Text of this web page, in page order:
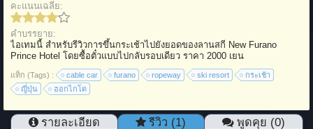
คะแนนเฉลี่ย:
คำบรรยาย:
ไอเทมนี้ สำหรับรีวิวการขึ้นกระเช้าไปยังยอดของลานสกี New Furano
Prince Hotel โดยซื้อตั๋วแบบไปกลับรอบเดียว ราคา 2000 เยน
แท็ก (Tags) : cable car furano ropeway ski resort
กระเช้า
ญี่ปุ่น
ฮอกไกโด
รายละเอียด รีวิว (1) พูดคุย (0)